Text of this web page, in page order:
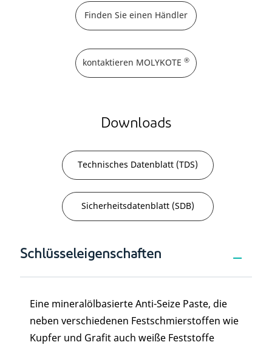
Finden Sie einen Händler
kontaktieren MOLYKOTE ®
Downloads
Technisches Datenblatt (TDS)
Sicherheitsdatenblatt (SDB)
Schlüsseleigenschaften
Eine mineralölbasierte Anti-Seize Paste, die
neben verschiedenen Festschmierstoffen wie
Kupfer und Grafit auch weiße Feststoffe